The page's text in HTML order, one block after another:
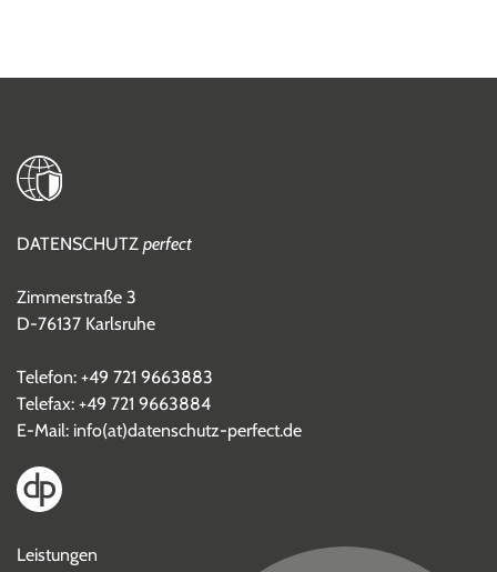
DATENSCHUTZ perfect
Zimmerstraße 3
D-76137 Karlsruhe
Telefon: +49 721 9663883
Telefax: +49 721 9663884
E-Mail: info(at)datenschutz-perfect.de
Leistungen